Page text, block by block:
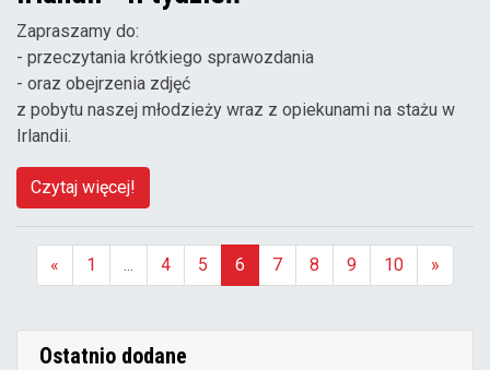
Zapraszamy do:
- przeczytania krótkiego sprawozdania
- oraz obejrzenia zdjęć
z pobytu naszej młodzieży wraz z opiekunami na stażu w
Irlandii.
Czytaj więcej!
« 1 4 5
6
7 8 9 10 »
Ostatnio dodane